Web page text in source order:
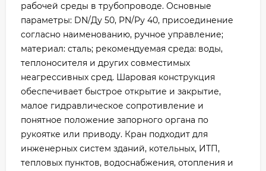
рабочей среды в трубопроводе. Основные
параметры: DN/Ду 50, PN/Ру 40, присоединение
согласно наименованию, ручное управление;
материал: сталь; рекомендуемая среда: воды,
теплоносителя и других совместимых
неагрессивных сред. Шаровая конструкция
обеспечивает быстрое открытие и закрытие,
малое гидравлическое сопротивление и
понятное положение запорного органа по
рукоятке или приводу. Кран подходит для
инженерных систем зданий, котельных, ИТП,
тепловых пунктов, водоснабжения, отопления и